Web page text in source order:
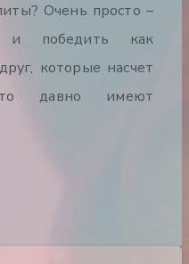
Очень просто –
и победить как
которые насчет
давно имеют